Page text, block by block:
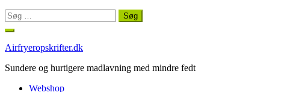
Søg
efter:
Spring
indhold
Airfryeropskrifter.dk
Sundere og hurtigere madlavning med mindre fedt
Webshop